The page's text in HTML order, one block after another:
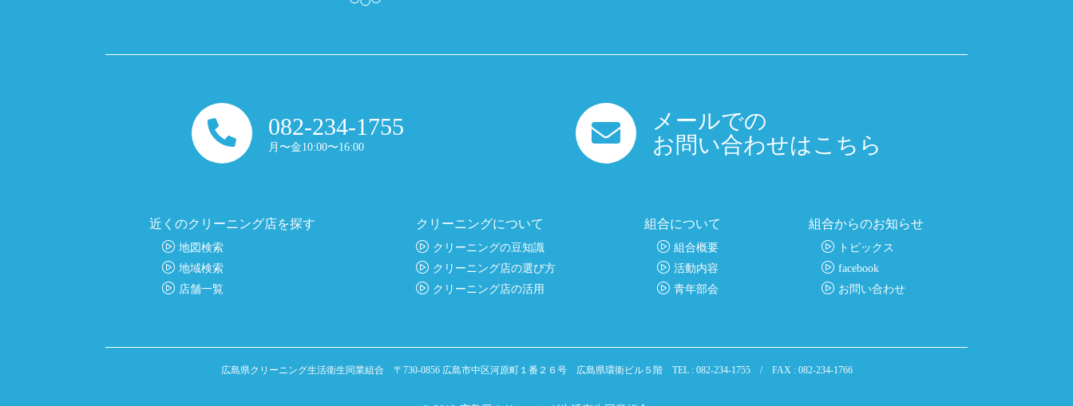
082-234-1755
月〜金10:00〜16:00
メールでの
お問い合わせはこちら
近くのクリーニング店を探す
地図検索
地域検索
店舗一覧
クリーニングについて
クリーニングの豆知識
クリーニング店の選び方
クリーニング店の活用
組合について
組合概要
活動内容
青年部会
組合からのお知らせ
トピックス
facebook
お問い合わせ
広島県クリーニング生活衛生同業組合 〒730-0856 広島市中区河原町１番２６号 広島県環衛ビル５階 TEL : 082-234-1755 / FAX : 082-234-1766